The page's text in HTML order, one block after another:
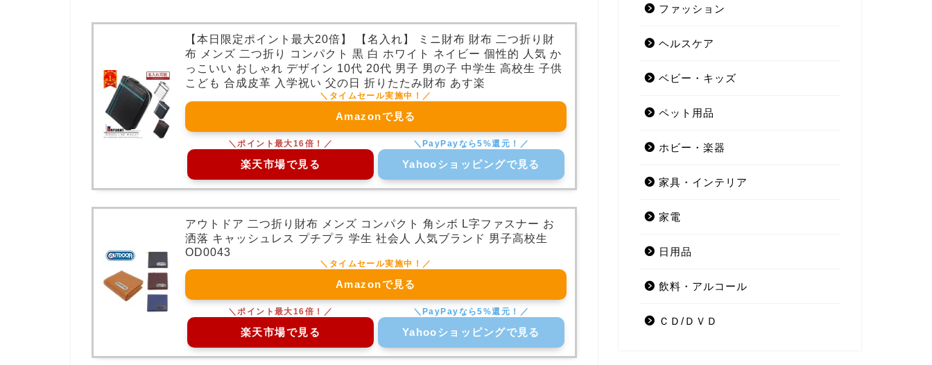
【本日限定ポイント最大20倍】 【名入れ】 ミニ財布 財布 二つ折り財
布 メンズ 二つ折り コンパクト 黒 白 ホワイト ネイビー 個性的 人気 か
っこいい おしゃれ デザイン 10代 20代 男子 男の子 中学生 高校生 子供
こども 合成皮革 入学祝い 父の日 折りたたみ財布 あす楽
Amazonで見る
楽天市場で見る Yahooショッピングで見る
アウトドア 二つ折り財布 メンズ コンパクト 角シボ L字ファスナー お
洒落 キャッシュレス プチプラ 学生 社会人 人気ブランド 男子高校生
OD0043
Amazonで見る
楽天市場で見る Yahooショッピングで見る
ファッション
ヘルスケア
ベビー・キッズ
ペット用品
ホビー・楽器
家具・インテリア
家電
日用品
飲料・アルコール
ＣＤ/ＤＶＤ